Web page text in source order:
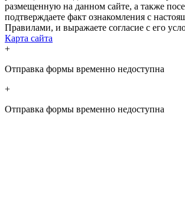
размещенную на данном сайте, а также
подтверждаете факт ознакомления с
Правилами, и выражаете согласие с его
Карта сайта
+
Отправка формы временно недоступна
+
Отправка формы временно недоступна